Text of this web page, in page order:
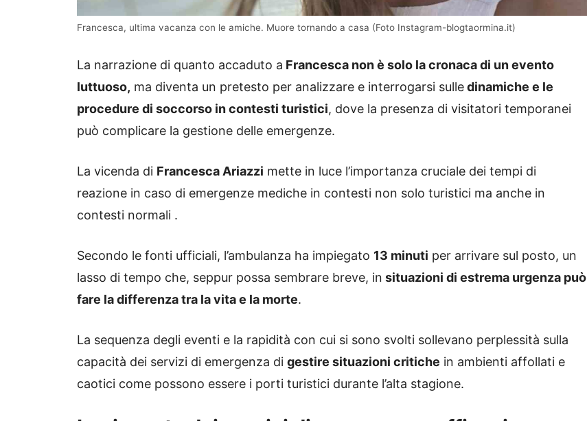
Francesca, ultima vacanza con le amiche. Muore tornando a casa (Foto Instagram-blogtaormina.it)
La narrazione di quanto accaduto a Francesca non è solo la cronaca di un evento
luttuoso, ma diventa un pretesto per analizzare e interrogarsi sulledinamiche e le
procedure di soccorso in contesti turistici, dove la presenza di visitatori temporanei
può complicare la gestione delle emergenze.
La vicenda di Francesca Ariazzi mette in luce l’importanza cruciale dei tempi di
reazione in caso di emergenze mediche in contesti non solo turistici ma anche in
contesti normali .
Secondo le fonti ufficiali, l’ambulanza ha impiegato 13 minuti per arrivare sul posto, un
lasso di tempo che, seppur possa sembrare breve, in situazioni di estrema urgenza può
fare la differenza tra la vita e la morte.
La sequenza degli eventi e la rapidità con cui si sono svolti sollevano perplessità sulla
capacità dei servizi di emergenza di gestire situazioni critiche in ambienti affollati e
caotici come possono essere i porti turistici durante l’alta stagione.